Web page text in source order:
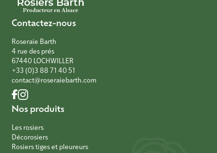
Contactez-nous
Roseraie Barth
4 rue des prés
67440 LOCHWILLER
+33 (0)3 88 71 40 51
contact@roseraiebarth.com
Nos produits
Les rosiers
Décorosiers
Rosiers tiges et pleureurs